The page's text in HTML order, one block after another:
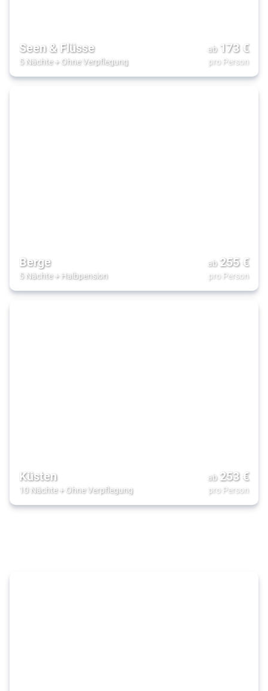
Seen & Flüsse
5 Nächte+ Ohne Verpflegung
ab 173€
pro Person
Berge
5 Nächte+ Halbpension
ab 255€
pro Person
Küsten
10 Nächte+ Ohne Verpflegung
ab 253€
pro Person